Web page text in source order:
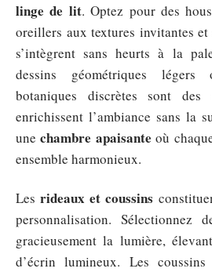
linge de lit. Optez pour des
oreillers aux textures invitantes
s’intègrent sans heurts à la
dessins géométriques
botaniques discrètes sont
enrichissent l’ambiance sans la
unechambre apaisante où
ensemble harmonieux.
Lesrideaux et coussins
personnalisation. Sélectionnez
gracieusement la lumière,
d’écrin lumineux. Les